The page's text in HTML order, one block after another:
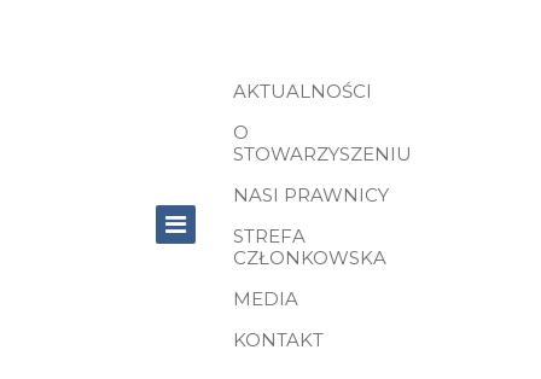
AKTUALNOŚCI
O
STOWARZYSZENIU
NASI PRAWNICY
STREFA
CZŁONKOWSKA
MEDIA
KONTAKT